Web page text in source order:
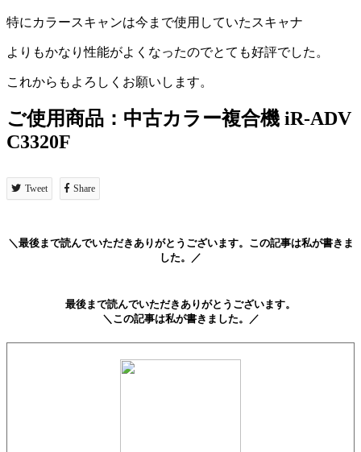
特にカラースキャンは今まで使用していたスキャナ
よりもかなり性能がよくなったのでとても好評でした。
これからもよろしくお願いします。
ご使用商品：中古カラー複合機 iR-ADV
C3320F
Tweet Share
＼最後まで読んでいただきありがとうございます。この記事は私が書きま
した。／
最後まで読んでいただきありがとうございます。
＼この記事は私が書きました。／